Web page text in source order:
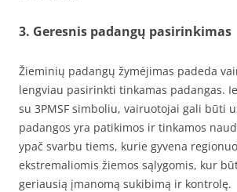
3. Geresnis padangų pasirinkimas
Žieminių padangų žymėjimas padeda
lengviau pasirinkti tinkamas padangas.
su 3PMSF simboliu, vairuotojai gali būti
padangos yra patikimos ir tinkamos
ypač svarbu tiems, kurie gyvena
ekstremaliomis žiemos sąlygomis, kur
geriausią įmanomą sukibimą ir kontrolę.